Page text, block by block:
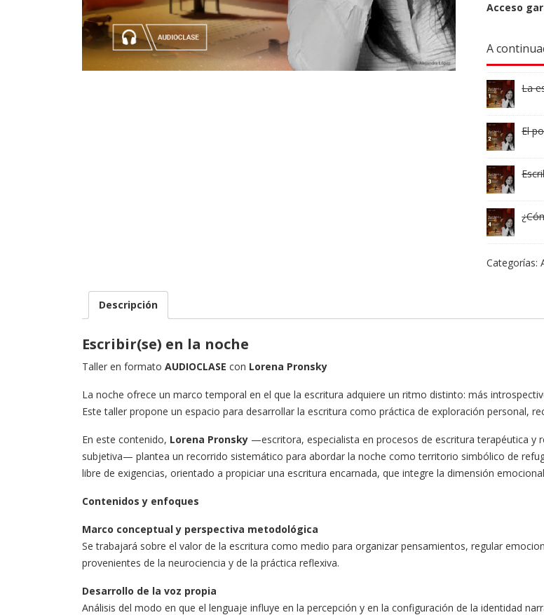
Acceso
A
La
El
Categorías:
Descripción
Escribir(se) en la noche
Taller en formato AUDIOCLASE con Lorena Pronsky
La noche ofrece un marco temporal en el que la escritura adquiere un ritmo distinto: más
Este taller propone un espacio para desarrollar la escritura como práctica de exploración personal,
En este contenido, Lorena Pronsky —escritora, especialista en procesos de escritura terapéutica y
subjetiva— plantea un recorrido sistemático para abordar la noche como territorio simbólico de
libre de exigencias, orientado a propiciar una escritura encarnada, que integre la dimensión
Contenidos y enfoques
Marco conceptual y perspectiva metodológica
Se trabajará sobre el valor de la escritura como medio para organizar pensamientos, regular
provenientes de la neurociencia y de la práctica reflexiva.
Desarrollo de la voz propia
Análisis del modo en que el lenguaje influye en la percepción y en la configuración de la identidad